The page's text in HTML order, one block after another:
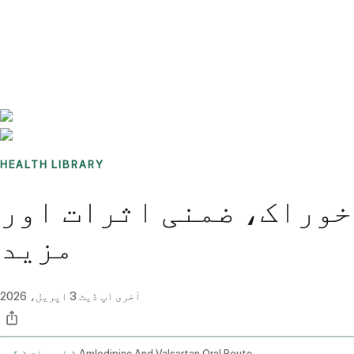
HEALTH LIBRARY
ضمنی اثرات اور
مزید
آخری اپ ڈیٹ 3 اپریل، 2026